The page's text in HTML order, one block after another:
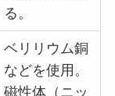
る。
ベリリウム銅
などを使用。
磁性体（ニッ